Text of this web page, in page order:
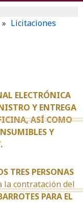
» Licitaciones
ELECTRÓNICA
Y ENTREGA
ASÍ COMO
Y
TRES PERSONAS
la contratación del
PARA EL